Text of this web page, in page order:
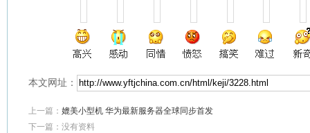
本文网址：
上一篇： 媲美小型机 华为最新服务器全球同步首发
下一篇：没有资料